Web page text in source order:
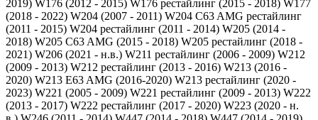
2019) W176 (2012 - 2015) W176 рестайлинг (2015 - 2018) W177
(2018 - 2022) W204 (2007 - 2011) W204 C63 AMG рестайлинг
(2011 - 2015) W204 рестайлинг (2011 - 2014) W205 (2014 -
2018) W205 C63 AMG (2015 - 2018) W205 рестайлинг (2018 -
2021) W206 (2021 - н.в.) W211 рестайлинг (2006 - 2009) W212
(2009 - 2013) W212 рестайлинг (2013 - 2016) W213 (2016 -
2020) W213 E63 AMG (2016-2020) W213 рестайлинг (2020 -
2023) W221 (2005 - 2009) W221 рестайлинг (2009 - 2013) W222
(2013 - 2017) W222 рестайлинг (2017 - 2020) W223 (2020 - н.